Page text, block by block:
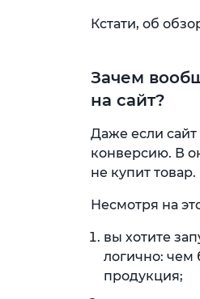
Кстати, об
Зачем
на сайт?
Даже если сайт
конверсию. В
не купит
Несмотря на
вы хотите
логично: чем
продукция;